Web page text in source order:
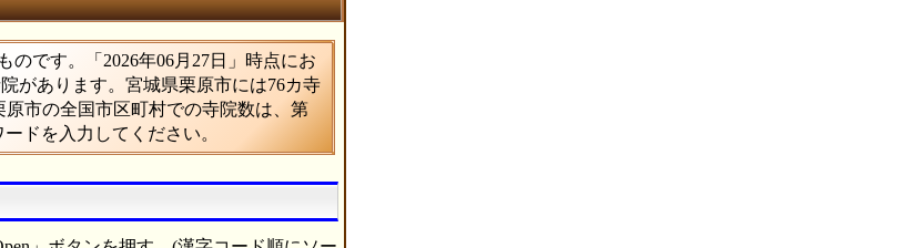
です。「2026年06月27日」時点にお
があります。宮城県栗原市には76カ寺
市の全国市区町村での寺院数は、第
ドを入力してください。